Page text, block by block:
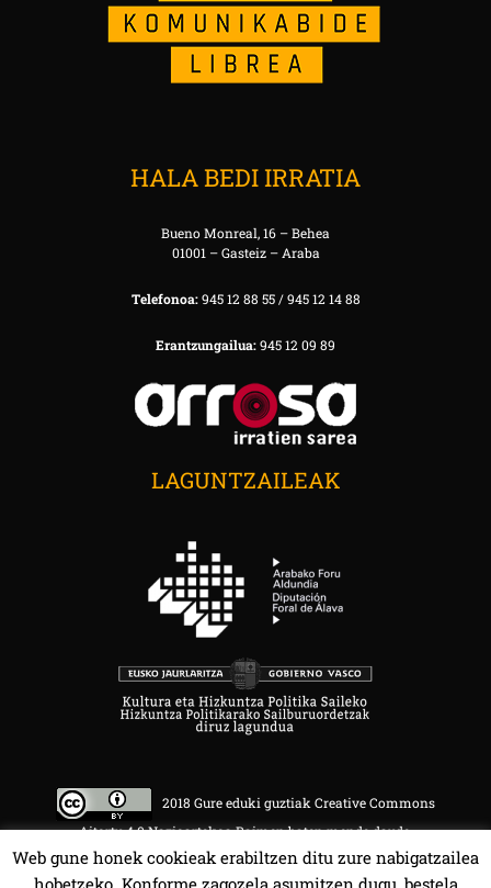
HALA BEDI IRRATIA
Bueno Monreal, 16 – Behea
01001 – Gasteiz – Araba
Telefonoa:945 12 88 55 / 945 12 14 88
Erantzungailua:945 12 09 89
LAGUNTZAILEAK
2018 Gure eduki guztiak Creative Commons
Aitortu 4.0 Nazioartekoa Baimen baten mende daude.
Web gune honek cookieak erabiltzen ditu zure nabigatzailea
hobetzeko. Konforme zagozela asumitzen dugu, bestela